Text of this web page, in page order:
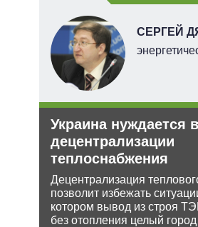
СЕРГЕЙ
Украина нуждается в
децентрализации
теплоснабжения
Децентрализация
позволит избежать
котором вывод из строя
без отопления целый город